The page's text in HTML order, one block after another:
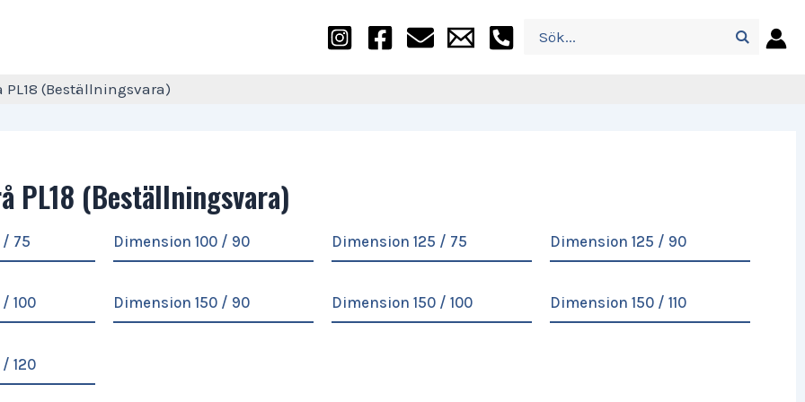
PL18 (Beställningsvara)
PL18 (Beställningsvara)
/ 75 Dimension 100 / 90 Dimension 125 / 75 Dimension 125 / 90
100 Dimension 150 / 90 Dimension 150 / 100 Dimension 150 / 110
120